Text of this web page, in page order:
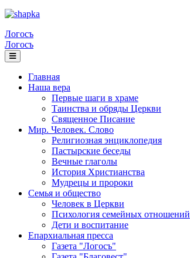
Логосъ
Логосъ
Главная
Наша вера
Первые шаги в храме
Таинства и обряды Церкви
Священное Писание
Мир. Человек. Слово
Религиозная энциклопедия
Пастырские беседы
Вечные глаголы
История Христианства
Мудрецы и пророки
Семья и общество
Человек в Церкви
Психология семейных отношений
Дети и воспитание
Епархиальная пресса
Газета "Логосъ"